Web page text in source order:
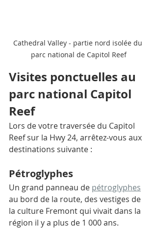
Cathedral Valley - partie nord isolée du
parc national de Capitol Reef
Visites ponctuelles au
parc national Capitol
Reef
Lors de votre traversée du Capitol
Reef sur la Hwy 24, arrêtez-vous aux
destinations suivante :
Pétroglyphes
Un grand panneau de pétroglyphes
au bord de la route, des vestiges de
la culture Fremont qui vivait dans la
région il y a plus de 1 000 ans.